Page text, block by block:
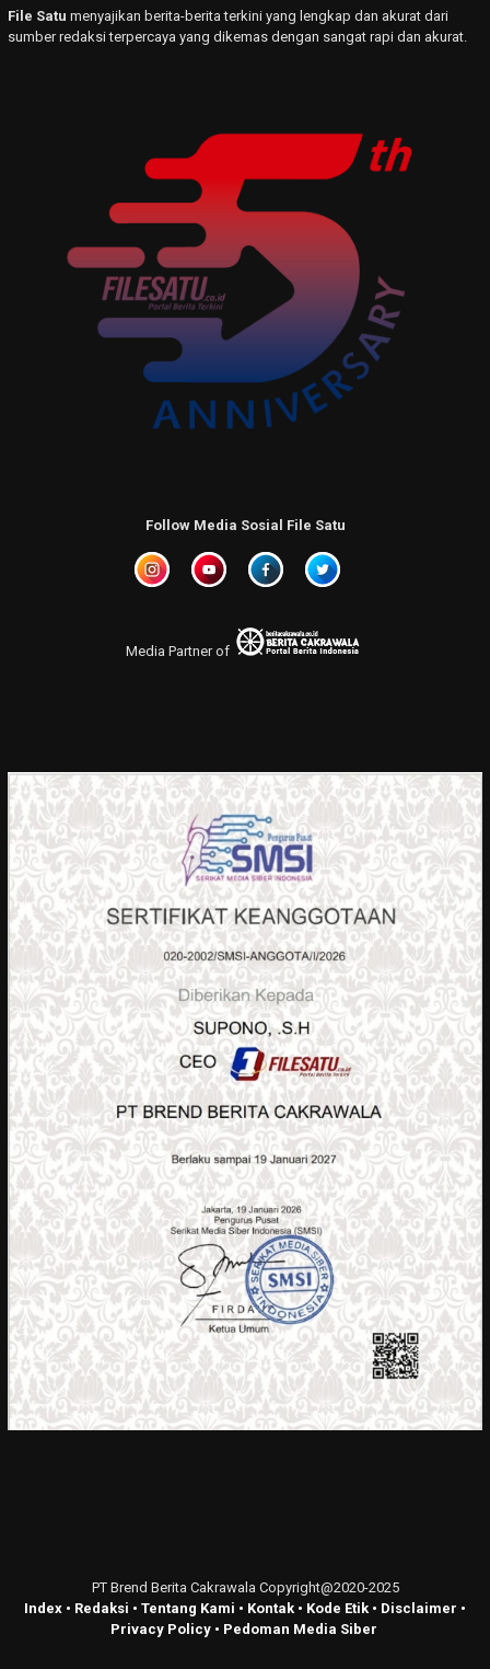
File Satu menyajikan berita-berita terkini yang lengkap dan akurat dari
sumber redaksi terpercaya yang dikemas dengan sangat rapi dan akurat.
Follow Media Sosial File Satu
Media Partner of
PT Brend Berita Cakrawala Copyright@2020-2025
Index • Redaksi • Tentang Kami • Kontak • Kode Etik • Disclaimer •
Privacy Policy• Pedoman Media Siber